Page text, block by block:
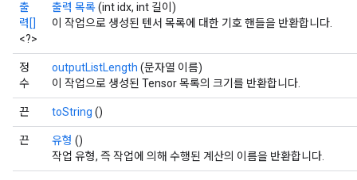
출
력[]
<?>
출력 목록(int idx, int 길이)
이 작업으로 생성된 텐서 목록에 대한 기호 핸들을 반환합니다.
정
수
outputListLength (문자열 이름)
이 작업으로 생성된 Tensor 목록의 크기를 반환합니다.
끈 toString ()
끈 유형 ()
작업 유형, 즉 작업에 의해 수행된 계산의 이름을 반환합니다.